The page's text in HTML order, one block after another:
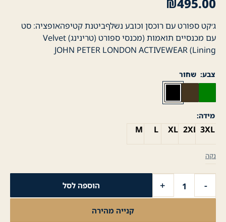
₪495.00
ג׳קט ספורט עם רוכסן וכובע נשלףביטנת קטיפהאופציה: סט
עם מכנסיים תואמות (מכנסי ספורט (טרינינג) Velvet
Lining) JOHN PETER LONDON ACTIVEWEAR
צבע שחור
מידה
M L XL 2XL 3XL
נקה
-
של
+ הוספה לסל
קנייה מהירה